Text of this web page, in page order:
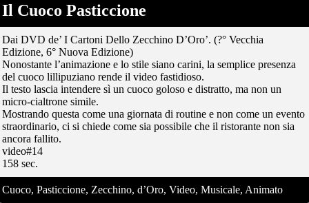
Il Cuoco Pasticcione
Dai DVD de’ I Cartoni Dello Zecchino D’Oro’. (?° Vecchia
Edizione, 6° Nuova Edizione)
Nonostante l’animazione e lo stile siano carini, la semplice presenza
del cuoco lillipuziano rende il video fastidioso.
Il testo lascia intendere sì un cuoco goloso e distratto, ma non un
micro-cialtrone simile.
Mostrando questa come una giornata di routine e non come un evento
straordinario, ci si chiede come sia possibile che il ristorante non sia
ancora fallito.
video#14
158 sec.
Cuoco, Pasticcione, Zecchino, d’Oro, Video, Musicale, Animato